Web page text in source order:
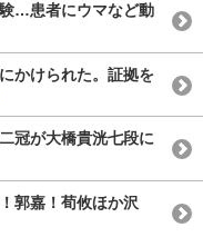
…患者にウマなど動
かけられた。証拠を
冠が大橋貴洸七段に
郭嘉！荀攸ほか沢